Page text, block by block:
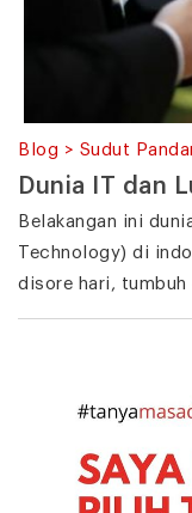
Blog > Sudut
Dunia IT dan
Belakangan ini
Technology) di
disore hari, tumbuh